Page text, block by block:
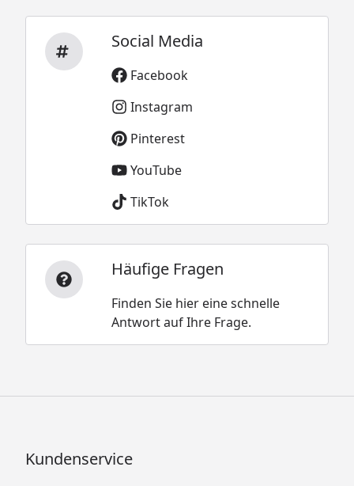
Social Media
Facebook
Instagram
Pinterest
YouTube
TikTok
Häufige Fragen
Finden Sie hier eine schnelle
Antwort auf Ihre Frage.
Kundenservice